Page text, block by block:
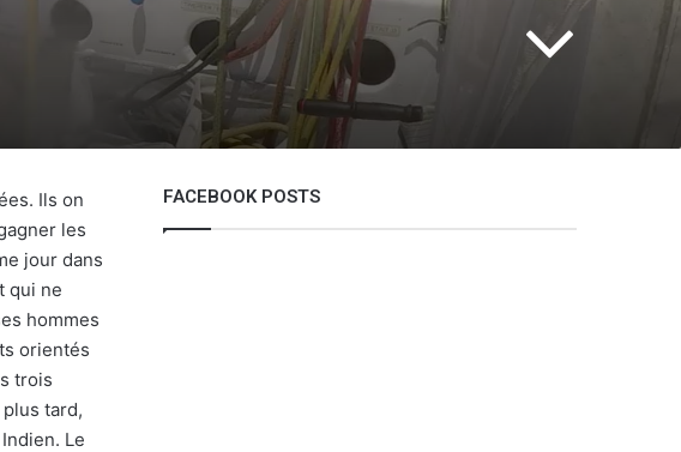
Ils on
les
jour dans
qui ne
hommes
orientés
trois
tard,
Le
du
si on
FACEBOOK POSTS